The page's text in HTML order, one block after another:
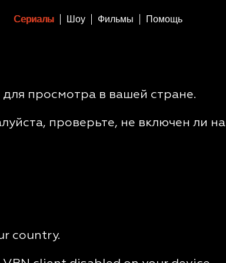
Сериалы Шоу Фильмы Помощь